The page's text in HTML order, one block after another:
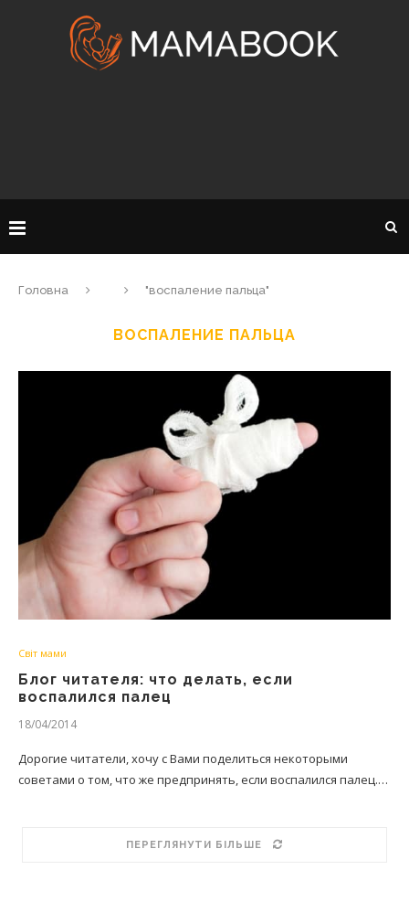
Головна "воспаление пальца"
ВОСПАЛЕНИЕ ПАЛЬЦА
Світ мами
Блог читателя: что делать, если
воспалился палец
18/04/2014
Дорогие читатели, хочу с Вами поделиться некоторыми
советами о том, что же предпринять, если воспалился палец.…
ПЕРЕГЛЯНУТИ БІЛЬШЕ